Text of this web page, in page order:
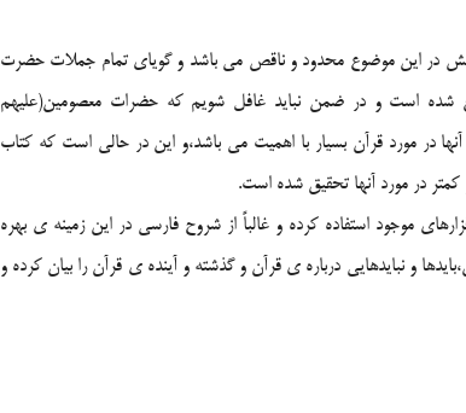
در این موضوع محدود و ناقص می باشد و گویای تمام جملات حضرت
است و در ضمن نباید غافل شویم که حضرات معصومین(علیهم
در مورد قرآن بسیار با اهمیت می باشد،و این در حالی است که کتاب
در مورد آنها تحقیق شده است.
موجود استفاده کرده و غالباً از شروح فارسی در این زمینه ی بهره
و نبایدهایی درباره ی قرآن و گذشته و آینده ی قرآن را بیان کرده و